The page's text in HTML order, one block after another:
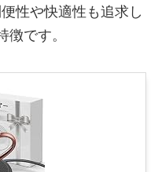
性や快適性も追求し
です。